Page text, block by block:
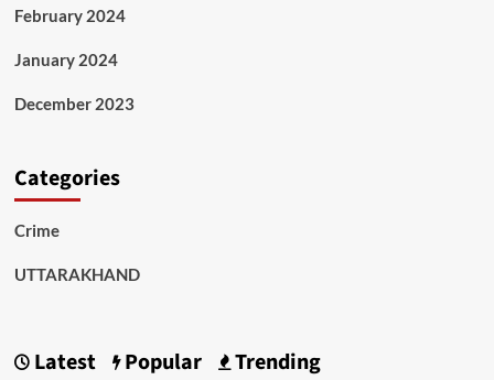
February 2024
January 2024
December 2023
Categories
Crime
UTTARAKHAND
Latest Popular Trending